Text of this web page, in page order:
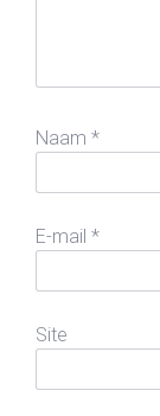
Naam *
E-mail *
Site